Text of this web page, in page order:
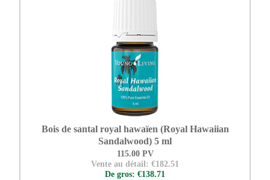
Bois de santal royal hawaïen (Royal Hawaiian
Sandalwood) 5 ml
115.00 PV
Vente au détail: €182.51
De gros: €138.71